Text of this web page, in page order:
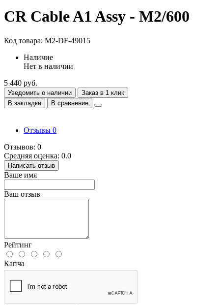
CR Cable A1 Assy - M2/600
Код товара: M2-DF-49015
Наличие
Нет в наличии
5 440 руб.
Уведомить о наличии
Заказ в 1 клик
В закладки
В сравнение
Отзывы 0
Отзывов: 0
Средняя оценка: 0.0
Написать отзыв
Ваше имя
Ваш отзыв
Рейтинг
Капча